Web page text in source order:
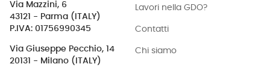
Via Mazzini, 6
43121 - Parma (ITALY)
P.IVA: 01756990345
Via Giuseppe Pecchio, 14
20131 - Milano (ITALY)
Lavori nella GDO?
Contatti
Chi siamo